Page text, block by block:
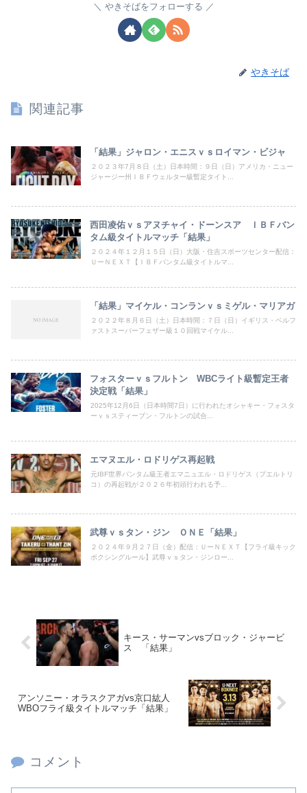
やきそばをフォローする
やきそば
関連記事
「結果」ジャロン・エニスｖｓロイマン・ビジャ
２０２３年7月８日（土）日本時間：９日（日）アメリカ・ニュー
ジャージー州ＩＢＦウェルター級暫定タイト...
西田凌佑ｖｓアヌチャイ・ドーンスア ＩＢＦバン
タム級タイトルマッチ「結果」
２０２４年１２月１５日（日）大阪・住吉スポーツセンター配信：
ＵーＮＥＸＴ【ＩＢＦバンタム級タイトルマ...
「結果」マイケル・コンランｖｓミゲル・マリアガ
２０２２年８月６日（土）日本時間：７日（日）イギリス・ベルフ
ァストスーパーフェザー級１０回戦マイケル...
フォスターｖｓフルトン WBCライト級暫定王者
決定戦「結果」
2025年12月6日（日本時間7日）に行われたオシャキー・フォスタ
ーｖｓスティーブン・フルトンの試合...
エマヌエル・ロドリゲス再起戦
元IBF世界バンタム級王者エマニュエル・ロドリゲス（プエルトリ
コ）の再起戦が２０２６年初頭行われる予...
武尊ｖｓタン・ジン ＯＮＥ「結果」
２０２４年９月２７日（金）配信：ＵーＮＥＸＴ【フライ級キック
ボクシングルール】武尊ｖｓタン・ジンロー...
キース・サーマンvsブロック・ジャービ
ス 「結果」
アンソニー・オラスクアガvs京口紘人
WBOフライ級タイトルマッチ「結果」
コメント